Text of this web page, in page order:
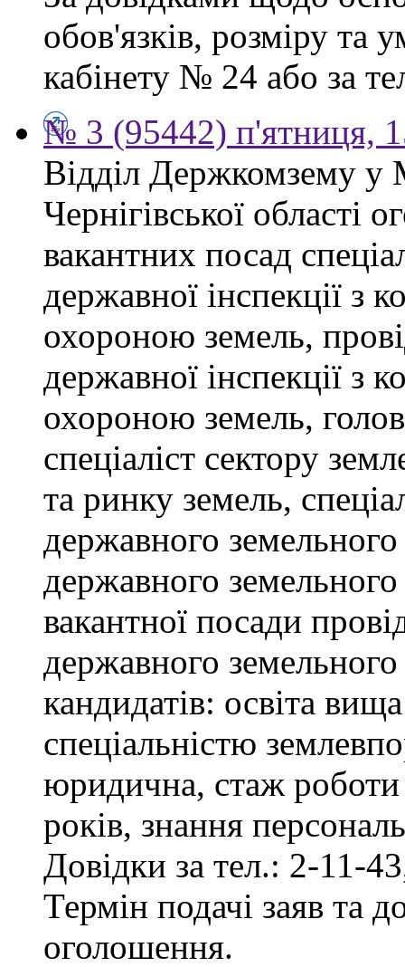
обов'язків, розміру та
кабінету № 24 або за
№ 3 (95442) п'ятниця,
Відділ Держкомзему у
Чернігівської області
вакантних посад
державної інспекції з
охороною земель,
державної інспекції з
охороною земель,
спеціаліст сектору
та ринку земель,
державного земельного
державного
вакантної посади
державного
кандидатів: освіта
спеціальністю
юридична, стаж роботи
років, знання
Довідки за тел.: 2-11-
Термін подачі заяв та
оголошення.